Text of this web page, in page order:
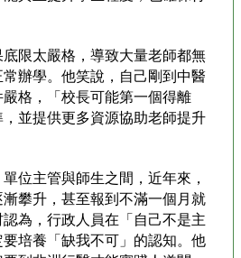
限太嚴格，導致大量老師都無
辦學。他笑說，自己剛到中醫
格，「校長可能第一個得離
並提供更多資源協助老師提升
位主管與師生之間，近年來，
攀升，甚至報到不滿一個月就
為，行政人員在「自己不是主
培養「缺我不可」的認知。他